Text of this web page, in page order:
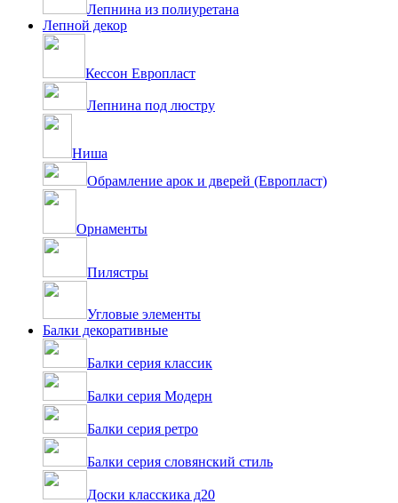
Лепнина из полиуретана
Лепной декор
Кессон Европласт
Лепнина под люстру
Ниша
Обрамление арок и дверей (Европласт)
Орнаменты
Пилястры
Угловые элементы
Балки декоративные
Балки серия классик
Балки серия Модерн
Балки серия ретро
Балки серия словянский стиль
Доски класскика д20